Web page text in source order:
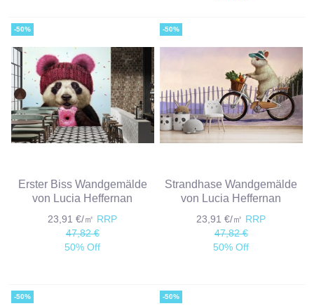
-50%
Erster Biss Wandgemälde
von Lucia Heffernan
23,91 €/㎡ RRP
47,82 €
50% Off
-50%
Strandhase Wandgemälde
von Lucia Heffernan
23,91 €/㎡ RRP
47,82 €
50% Off
-50% -50%